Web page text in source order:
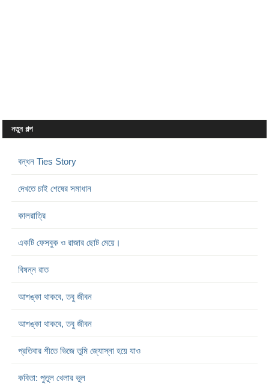
নতুন গল্প
বন্ধন Ties Story
দেখতে চাই শেষের সমাধান
কালরাত্রি
একটি ফেসবুক ও রাজার ছোট মেয়ে।
বিষন্ন রাত
আশঙ্কা থাকবে, তবু জীবন
আশঙ্কা থাকবে, তবু জীবন
প্রতিবার শীতে ভিজে তুমি জ্যোস্না হয়ে যাও
কবিতা: পুতুল খেলার ভুল